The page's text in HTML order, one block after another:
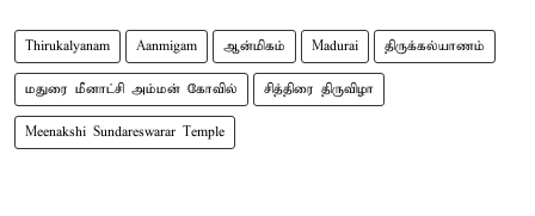
Thirukalyanam Aanmigam ஆன்மிகம் Madurai திருக்கல்யாணம்
மதுரை மீனாட்சி அம்மன் கோவில் சித்திரை திருவிழா
Meenakshi Sundareswarar Temple